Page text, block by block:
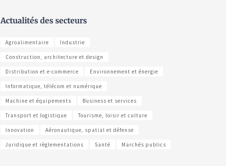
Actualités des secteurs
Agroalimentaire Industrie
Construction, architecture et design
Distribution et e-commerce Environnement et énergie
Informatique, télécom et numérique
Machine et équipements Business et services
Transport et logistique Tourisme, loisir et culture
Innovation Aéronautique, spatial et défense
Juridique et règlementations Santé Marchés publics